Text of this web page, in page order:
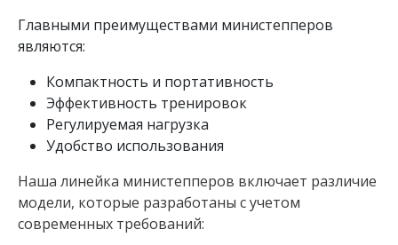
Главными преимуществами министепперов
являются:
Компактность и портативность
Эффективность тренировок
Регулируемая нагрузка
Удобство использования
Наша линейка министепперов включает различие
модели, которые разработаны с учетом
современных требований: